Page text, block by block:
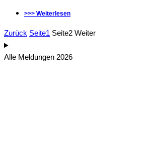
>>> Weiterlesen
Zurück Seite1 Seite2 Weiter
Alle Meldungen 2026